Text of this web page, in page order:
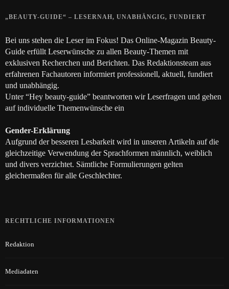
„BEAUTY-GUIDE“ – LESERNAH, UNABHÄNGIG, FUNDIERT
Bei uns stehen die Leser im Fokus! Das Online-Magazin Beauty-
Guide erfüllt Leserwünsche zu allen Beauty-Themen mit
exklusiven Recherchen und Berichten. Das Redaktionsteam aus
erfahrenen Fachautoren informiert professionell, aktuell, fundiert
und unabhängig.
Unter “Hey beauty-guide” beantworten wir Leserfragen und gehen
auf individuelle Themenwünsche ein
Gender-Erklärung
Aufgrund der besseren Lesbarkeit wird in unseren Artikeln auf die
gleichzeitige Verwendung der Sprachformen männlich, weiblich
und divers verzichtet. Sämtliche Formulierungen gelten
gleichermaßen für alle Geschlechter.
RECHTLICHE INFORMATIONEN
Redaktion
Mediadaten